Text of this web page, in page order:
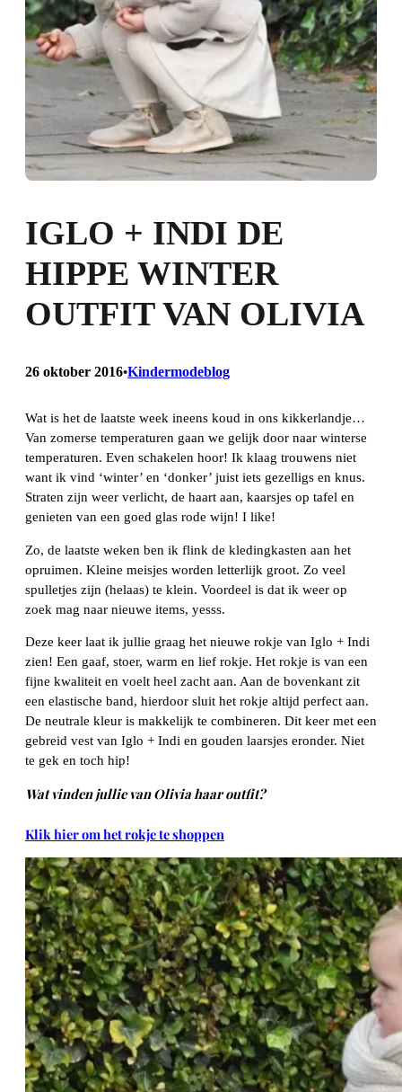
IGLO + INDI DE
HIPPE WINTER
OUTFIT VAN OLIVIA
26 oktober 2016•Kindermodeblog
Wat is het de laatste week ineens koud in ons kikkerlandje…
Van zomerse temperaturen gaan we gelijk door naar winterse
temperaturen. Even schakelen hoor! Ik klaag trouwens niet
want ik vind ‘winter’ en ‘donker’ juist iets gezelligs en knus.
Straten zijn weer verlicht, de haart aan, kaarsjes op tafel en
genieten van een goed glas rode wijn! I like!
Zo, de laatste weken ben ik flink de kledingkasten aan het
opruimen. Kleine meisjes worden letterlijk groot. Zo veel
spulletjes zijn (helaas) te klein. Voordeel is dat ik weer op
zoek mag naar nieuwe items, yesss.
Deze keer laat ik jullie graag het nieuwe rokje van Iglo + Indi
zien! Een gaaf, stoer, warm en lief rokje. Het rokje is van een
fijne kwaliteit en voelt heel zacht aan. Aan de bovenkant zit
een elastische band, hierdoor sluit het rokje altijd perfect aan.
De neutrale kleur is makkelijk te combineren. Dit keer met een
gebreid vest van Iglo + Indi en gouden laarsjes eronder. Niet
te gek en toch hip!
Wat vinden jullie van Olivia haar outfit?
Klik hier om het rokje te shoppen